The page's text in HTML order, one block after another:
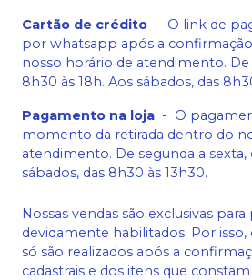
Cartão de crédito - O link de
por whatsapp após a
nosso horário de atendimento. De
8h30 às 18h. Aos sábados, das
Pagamento na loja - O
momento da retirada dentro do
atendimento. De segunda a sexta,
sábados, das 8h30 às 13h30.
Nossas vendas são exclusivas
devidamente habilitados. Por
só são realizados após a
cadastrais e dos itens que